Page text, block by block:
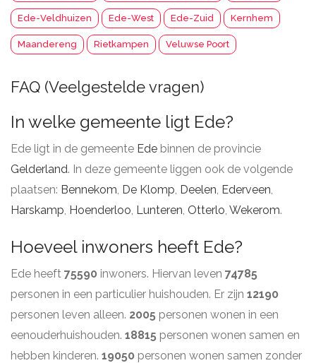
Ede-Veldhuizen Ede-West Ede-Zuid Kernhem
Maandereng Rietkampen Veluwse Poort
FAQ (Veelgestelde vragen)
In welke gemeente ligt Ede?
Ede ligt in de gemeente Ede binnen de provincie
Gelderland. In deze gemeente liggen ook de volgende
plaatsen: Bennekom, De Klomp, Deelen, Ederveen,
Harskamp, Hoenderloo, Lunteren, Otterlo, Wekerom.
Hoeveel inwoners heeft Ede?
Ede heeft 75590 inwoners. Hiervan leven 74785
personen in een particulier huishouden. Er zijn 12190
personen leven alleen. 2005 personen wonen in een
eenouderhuishouden. 18815 personen wonen samen en
hebben kinderen. 19050 personen wonen samen zonder